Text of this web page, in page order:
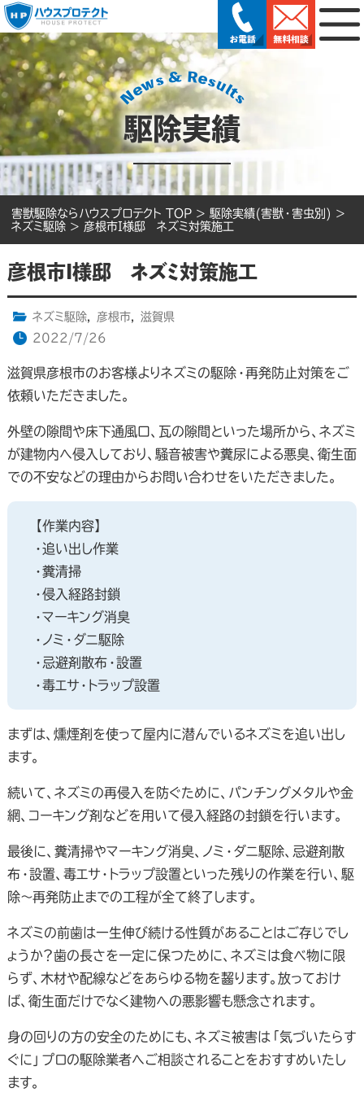
駆除実績
害獣駆除ならハウスプロテクト TOP > 駆除実績(害獣・害虫別) >
ネズミ駆除 > 彦根市I様邸 ネズミ対策施工
彦根市I様邸 ネズミ対策施工
ネズミ駆除, 彦根市,
滋賀県
2022/7/26
滋賀県彦根市のお客様よりネズミの駆除・再発防止対策をご
依頼いただきました。
外壁の隙間や床下通風口、瓦の隙間といった場所から、ネズミ
が建物内へ侵入しており、騒音被害や糞尿による悪臭、衛生面
での不安などの理由からお問い合わせをいただきました。
【作業内容】
・追い出し作業
・糞清掃
・侵入経路封鎖
・マーキング消臭
・ノミ・ダニ駆除
・忌避剤散布・設置
・毒エサ・トラップ設置
まずは、燻煙剤を使って屋内に潜んでいるネズミを追い出し
ます。
続いて、ネズミの再侵入を防ぐために、パンチングメタルや金
網、コーキング剤などを用いて侵入経路の封鎖を行います。
最後に、糞清掃やマーキング消臭、ノミ・ダニ駆除、忌避剤散
布・設置、毒エサ・トラップ設置といった残りの作業を行い、駆
除～再発防止までの工程が全て終了します。
ネズミの前歯は一生伸び続ける性質があることはご存じでし
ょうか？歯の長さを一定に保つために、ネズミは食べ物に限
らず、木材や配線などをあらゆる物を齧ります。放っておけ
ば、衛生面だけでなく建物への悪影響も懸念されます。
身の回りの方の安全のためにも、ネズミ被害は「気づいたらす
ぐに」プロの駆除業者へご相談されることをおすすめいたし
ます。